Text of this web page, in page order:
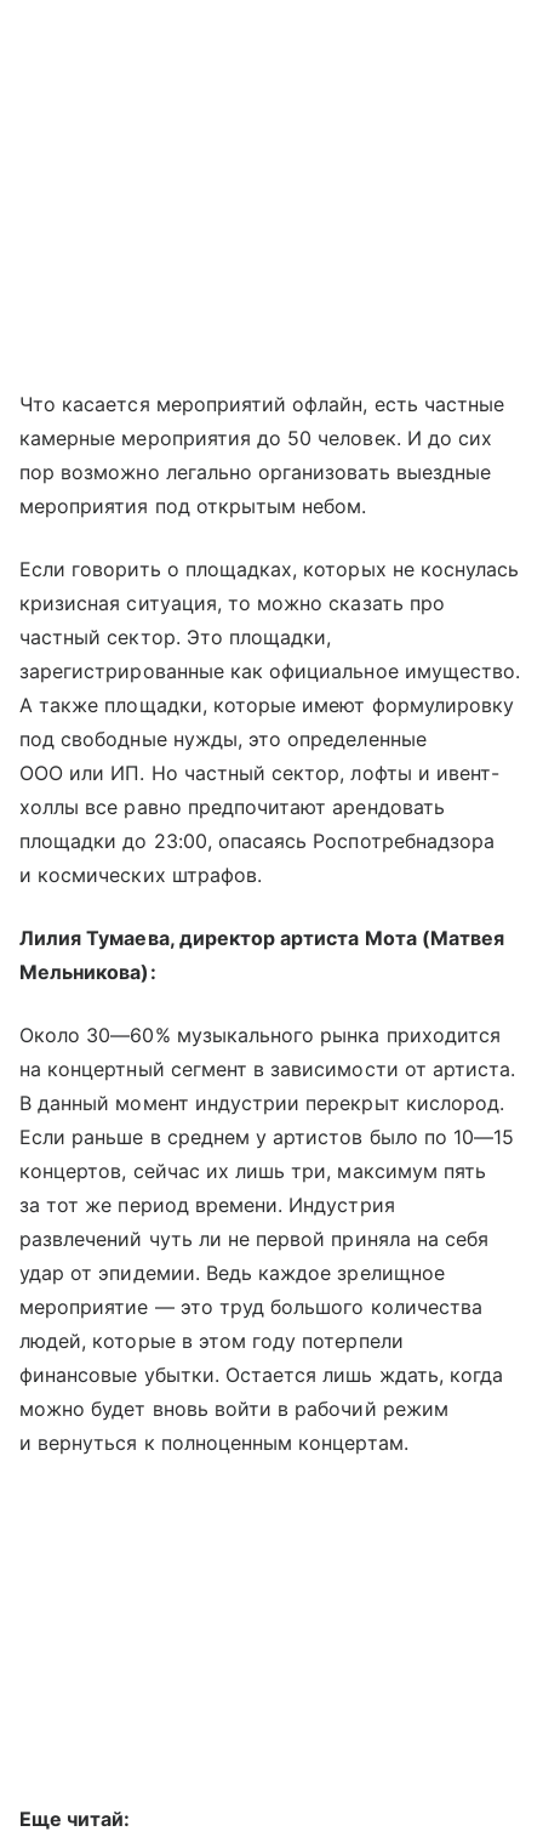
Что касается мероприятий офлайн, есть частные
камерные мероприятия до 50 человек. И до сих
пор возможно легально организовать выездные
мероприятия под открытым небом.
Если говорить о площадках, которых не коснулась
кризисная ситуация, то можно сказать про
частный сектор. Это площадки,
зарегистрированные как официальное имущество.
А также площадки, которые имеют формулировку
под свободные нужды, это определенные
ООО или ИП. Но частный сектор, лофты и ивент-
холлы все равно предпочитают арендовать
площадки до 23:00, опасаясь Роспотребнадзора
и космических штрафов.
Лилия Тумаева, директор артиста Мота (Матвея
Мельникова):
Около 30—60% музыкального рынка приходится
на концертный сегмент в зависимости от артиста.
В данный момент индустрии перекрыт кислород.
Если раньше в среднем у артистов было по 10—15
концертов, сейчас их лишь три, максимум пять
за тот же период времени. Индустрия
развлечений чуть ли не первой приняла на себя
удар от эпидемии. Ведь каждое зрелищное
мероприятие — это труд большого количества
людей, которые в этом году потерпели
финансовые убытки. Остается лишь ждать, когда
можно будет вновь войти в рабочий режим
и вернуться к полноценным концертам.
Еще читай: